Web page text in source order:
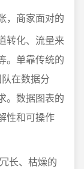
，商家面对的
转化、流量来
。单靠传统的
在数据分
。数据图表的
性和可操作
长、枯燥的